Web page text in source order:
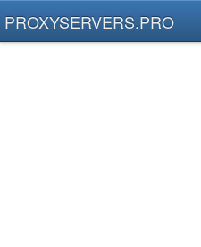
PROXYSERVERS.PRO